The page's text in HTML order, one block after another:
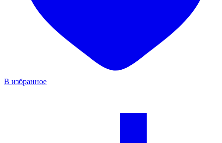
В избранное